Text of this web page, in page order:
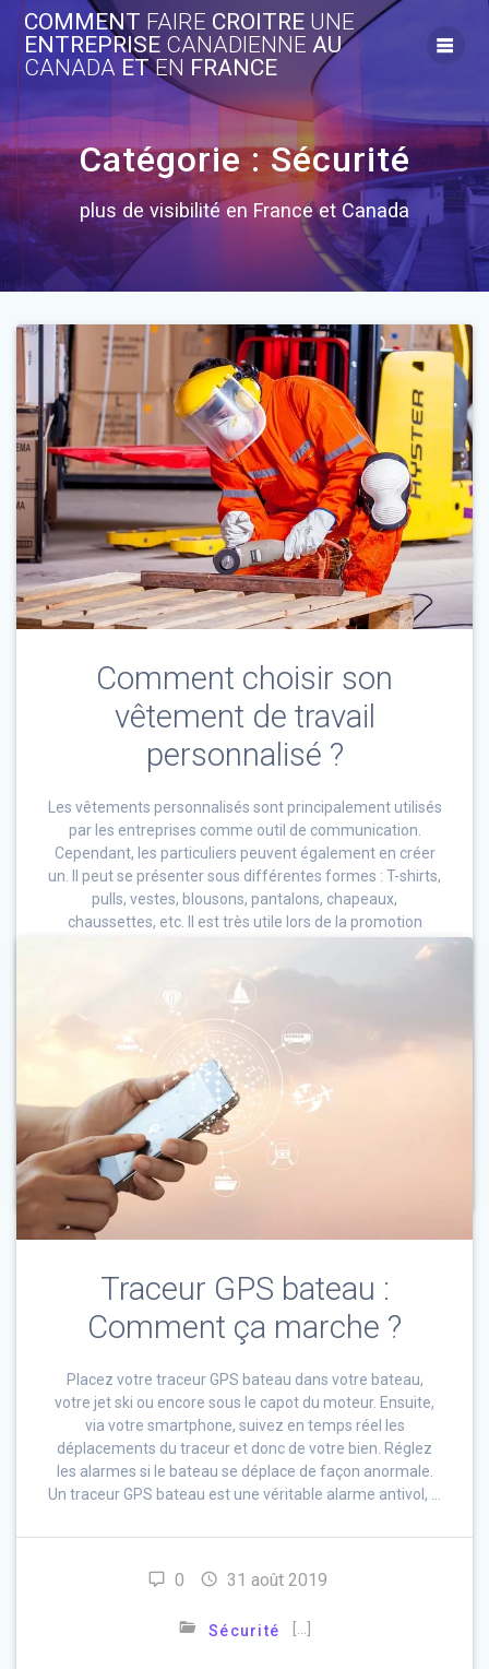
Skip
to
content
COMMENT FAIRE CROITRE UNE
ENTREPRISE CANADIENNE AU
CANADA ETEN FRANCE
Catégorie :Sécurité
plus de visibilité en France et Canada
Comment choisir son
vêtement de travail
personnalisé ?
Les vêtements personnalisés sont principalement utilisés
par les entreprises comme outil de communication.
Cependant, les particuliers peuvent également en créer
un. Il peut se présenter sous différentes formes : T-shirts,
pulls, vestes, blousons, pantalons, chapeaux,
chaussettes, etc. Il est très utile lors de la promotion
comment choisir …
0 28 décembre 2022
Sécurité
Lire la suite
Traceur GPS bateau :
Comment ça marche ?
Placez votre traceur GPS bateau dans votre bateau,
votre jet ski ou encore sous le capot du moteur. Ensuite,
via votre smartphone, suivez en temps réel les
déplacements du traceur et donc de votre bien. Réglez
les alarmes si le bateau se déplace de façon anormale.
Un traceur GPS bateau est une véritable alarme antivol, …
0 31 août 2019
Sécurité […]